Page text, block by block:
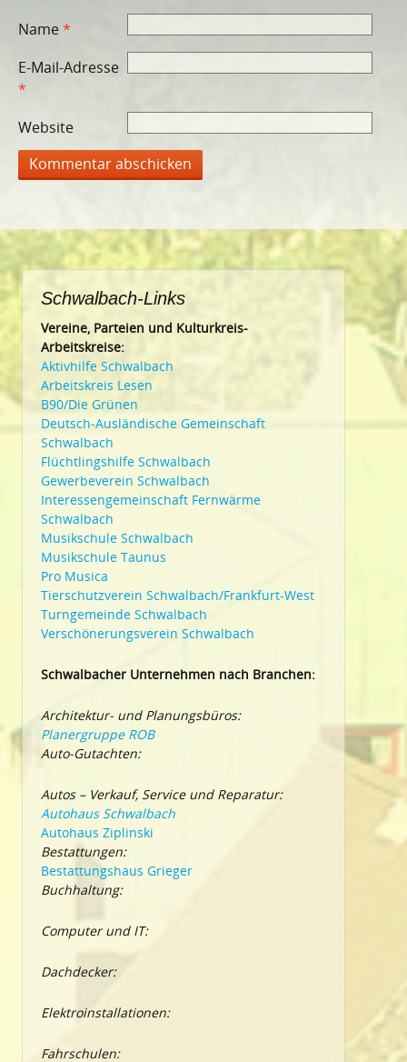
Name*
E-Mail-Adresse
*
Website
Schwalbach-Links
Vereine, Parteien und Kulturkreis-
Arbeitskreise:
Aktivhilfe Schwalbach
Arbeitskreis Lesen
B90/Die Grünen
Deutsch-Ausländische Gemeinschaft
Schwalbach
Flüchtlingshilfe Schwalbach
Gewerbeverein Schwalbach
Interessengemeinschaft Fernwärme
Schwalbach
Musikschule Schwalbach
Musikschule Taunus
Pro Musica
Tierschutzverein Schwalbach/Frankfurt-West
Turngemeinde Schwalbach
Verschönerungsverein Schwalbach
Schwalbacher Unternehmen nach Branchen:
Architektur- und Planungsbüros:
Planergruppe ROB
Auto-Gutachten:
Autos – Verkauf, Service und Reparatur:
Autohaus Schwalbach
Autohaus Ziplinski
Bestattungen:
Bestattungshaus Grieger
Buchhaltung:
Computer und IT:
Dachdecker:
Elektroinstallationen:
Fahrschulen: